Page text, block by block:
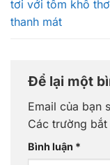
tơi với tôm khô
thanh mát
Để lại một
Email của bạn
Các trường
Bình luận *